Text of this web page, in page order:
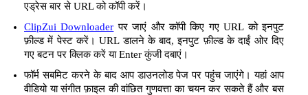
एड्रेस बार से URL को कॉपी करें।
ClipZui Downloader पर जाएं और कॉपी किए गए URL को इनपुट
फ़ील्ड में पेस्ट करें। URL डालने के बाद, इनपुट फ़ील्ड के दाईं ओर दिए
गए बटन पर क्लिक करें या Enter कुंजी दबाएं।
फॉर्म सबमिट करने के बाद आप डाउनलोड पेज पर पहुंच जाएंगे। यहां आप
वीडियो या संगीत फ़ाइल की वांछित गुणवत्ता का चयन कर सकते हैं और बस